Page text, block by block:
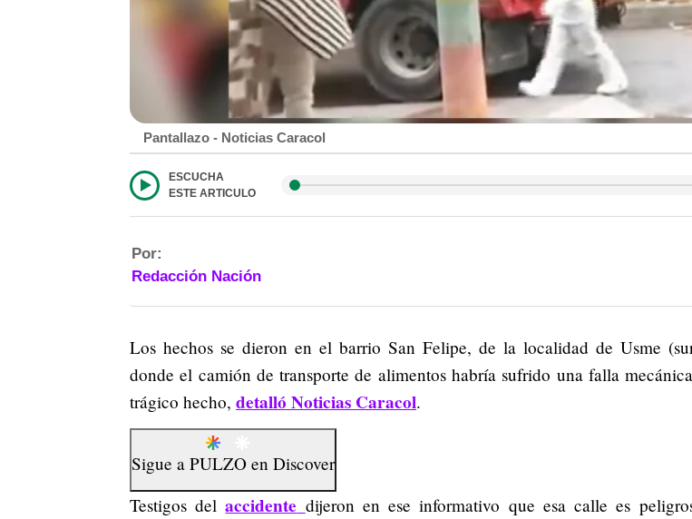
Pantallazo - Noticias Caracol
ESCUCHA
ESTE ARTICULO
Por:
Redacción Nación
Los hechos se dieron en el barrio San Felipe, de la localidad de Usme
donde el camión de transporte de alimentos habría sufrido una falla
trágico hecho, detalló Noticias Caracol.
Sigue a PULZO en Discover
Testigos delaccidente dijeron en ese informativo que esa calle es